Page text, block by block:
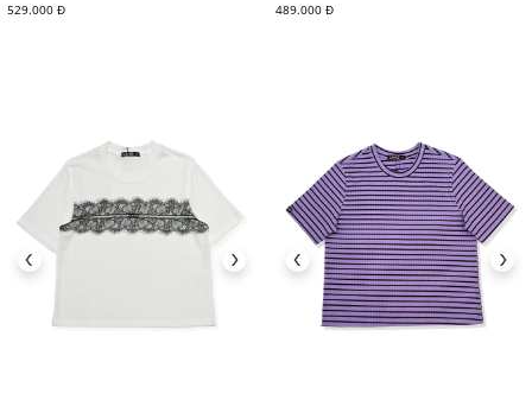
529.000 Đ
489.000 Đ